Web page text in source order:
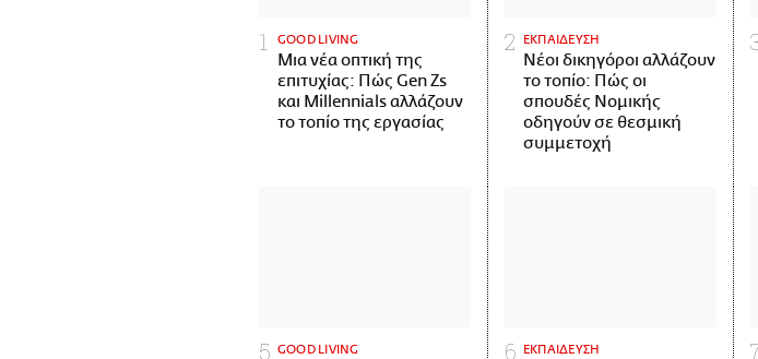
GOOD LIVING
Μια νέα οπτική της
επιτυχίας: Πώς Gen Zs
και Millennials αλλάζουν
το τοπίο της εργασίας
ΕΚΠΑΙΔΕΥΣΗ
Νέοι δικηγόροι αλλάζουν
το τοπίο: Πώς οι
σπουδές Νομικής
οδηγούν σε θεσμική
συμμετοχή
GOOD LIVING ΕΚΠΑΙΔΕΥΣΗ